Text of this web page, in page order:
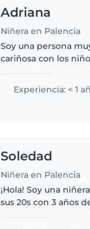
Adriana
Niñera en Palencia
Soy una persona
cariñosa con los
Experiencia: < 1
Soledad
Niñera en Palencia
¡Hola! Soy una
sus 20s con 3 años